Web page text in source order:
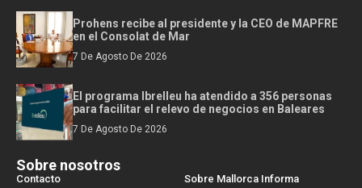
Prohens recibe al presidente y la CEO de MAPFRE
en el Consolat de Mar
7 De Agosto De 2026
El programa Ibrelleu ha atendido a 356 personas
para facilitar el relevo de negocios en Baleares
7 De Agosto De 2026
Sobre nosotros
Contacto
Sobre Mallorca Informa